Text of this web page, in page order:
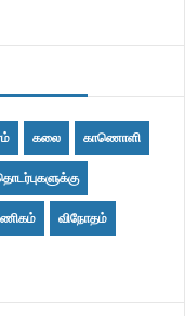
கலை காணொளி
விநோதம்